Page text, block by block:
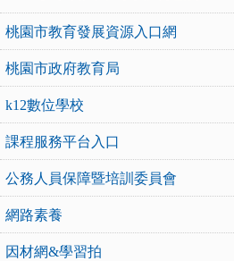
桃園市教育發展資源入口網
桃園市政府教育局
k12數位學校
課程服務平台入口
公務人員保障暨培訓委員會
網路素養
因材網&學習拍